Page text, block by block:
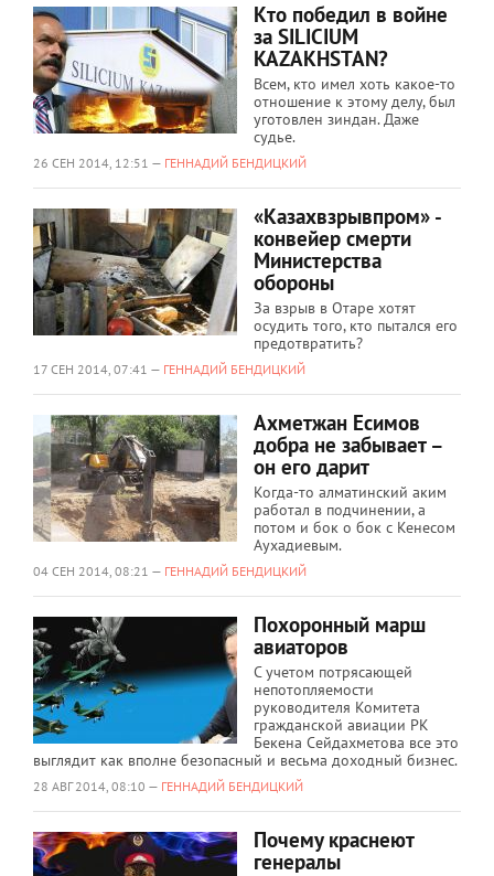
Кто победил в войне
за SILICIUM
KAZAKHSTAN?
Всем, кто имел хоть какое-то
отношение к этому делу, был
уготовлен зиндан. Даже
судье.
26 СЕН 2014, 12:51 — ГЕННАДИЙ БЕНДИЦКИЙ
«Казахвзрывпром» -
конвейер смерти
Министерства
обороны
За взрыв в Отаре хотят
осудить того, кто пытался его
предотвратить?
17 СЕН 2014, 07:41 — ГЕННАДИЙ БЕНДИЦКИЙ
Ахметжан Есимов
добра не забывает –
он его дарит
Когда-то алматинский аким
работал в подчинении, а
потом и бок о бок с Кенесом
Аухадиевым.
04 СЕН 2014, 08:21 — ГЕННАДИЙ БЕНДИЦКИЙ
Похоронный марш
авиаторов
С учетом потрясающей
непотопляемости
руководителя Комитета
гражданской авиации РК
Бекена Сейдахметова все это
выглядит как вполне безопасный и весьма доходный бизнес.
28 АВГ 2014, 08:10 — ГЕННАДИЙ БЕНДИЦКИЙ
Почему краснеют
генералы